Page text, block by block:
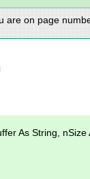
are on page
As String, nSize